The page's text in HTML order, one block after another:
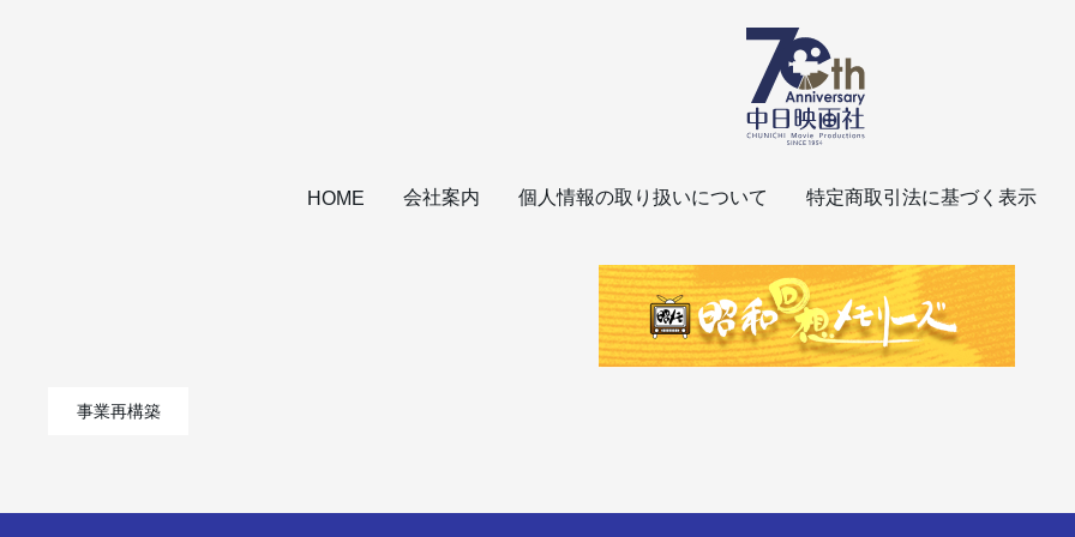
HOME 会社案内 個人情報の取り扱いについて 特定商取引法に基づく表示
事業再構築